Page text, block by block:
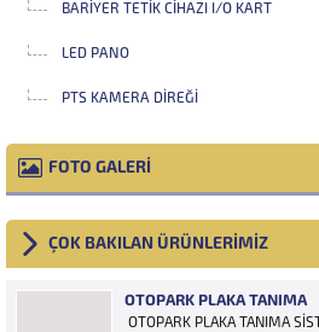
BARIYER TETIK CIHAZI I/O KART
LED PANO
PTS KAMERA DIREĞI
FOTO GALERİ
ÇOK BAKILAN ÜRÜNLERİMİZ
OTOPARK PLAKA TANIMA
OTOPARK PLAKA TANIMA